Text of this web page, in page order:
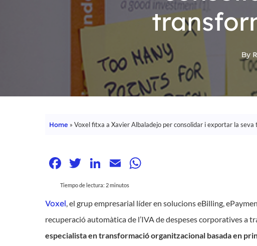
Hit enter to search or ESC to close
By
Home » Voxel fitxa a Xavier Albaladejo per consolidar i exportar la
Facebook
Twitter
LinkedIn
Email
Tiempo de lectura: 2minutos
Voxel, el grup empresarial líder en solucions eBilling,
recuperació automàtica de l’IVA de despeses corporatives a
especialista en transformació organitzacional basada en